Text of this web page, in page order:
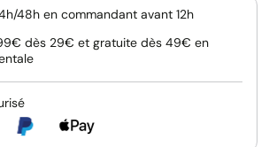
48h en commandant avant 12h
dès 29€ et gratuite dès 49€ en